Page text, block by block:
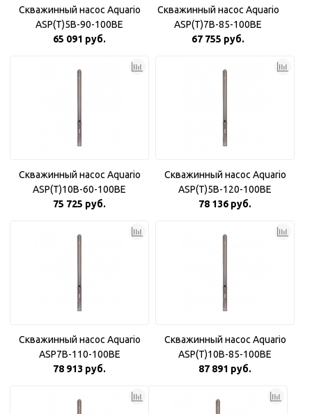
Скважинный насос Aquario
ASP(T)5B-90-100BE
65 091 руб.
Скважинный насос Aquario
ASP(T)7B-85-100BE
67 755 руб.
Скважинный насос Aquario
ASP(T)10B-60-100BE
75 725 руб.
Скважинный насос Aquario
ASP(T)5B-120-100BE
78 136 руб.
Скважинный насос Aquario
ASP7B-110-100BE
78 913 руб.
Скважинный насос Aquario
ASP(T)10B-85-100BE
87 891 руб.